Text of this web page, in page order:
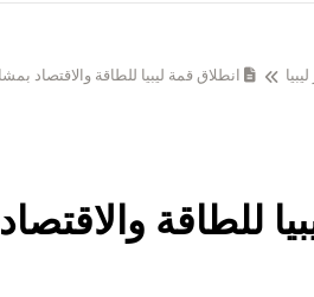
انطلاق قمة ليبيا للطاقة والاقتصاد
للطاقة